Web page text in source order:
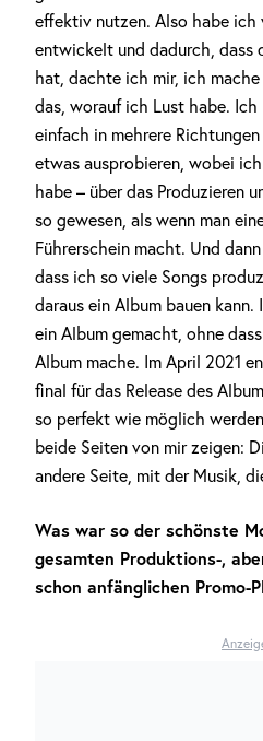
effektiv nutzen. Also habe ich
entwickelt und dadurch, dass
hat, dachte ich mir, ich
das, worauf ich Lust habe. Ich
einfach in mehrere
etwas ausprobieren, wobei
habe – über das Produzieren
so gewesen, als wenn man
Führerschein macht. Und
dass ich so viele Songs
daraus ein Album bauen
ein Album gemacht, ohne
Album mache. Im April 2021
final für das Release des
so perfekt wie möglich
beide Seiten von mir zeigen:
andere Seite, mit der Musik,
Was war so der schönste
gesamten Produktions-,
schon anfänglichen Promo-